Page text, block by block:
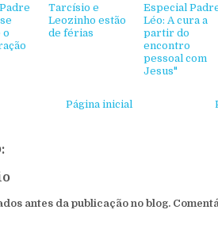
o
Tarcísio e
Leozinho estão
de férias
Especial
Léo: A cura a
partir do
encontro
pessoal com
Jesus"
Página inicial
antes da publicação no blog.